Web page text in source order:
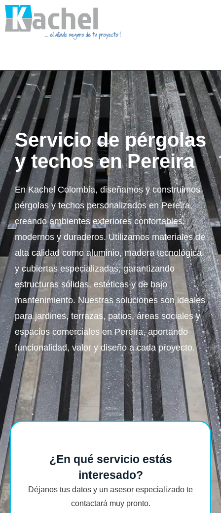
Servicio de pérgolas
y techos en Pereira
En Kachel Colombia, diseñamos y construimos
pérgolas y techos personalizados en Pereira,
creando ambientes exteriores confortables,
modernos y duraderos. Utilizamos materiales de
alta calidad como aluminio, madera tecnológica
y cubiertas especializadas, garantizando
estructuras sólidas, estéticas y de bajo
mantenimiento. Nuestras soluciones son ideales
para jardines, terrazas, patios, áreas sociales y
espacios comerciales en Pereira, aportando
funcionalidad, valor y diseño a cada proyecto.
¿En qué servicio estás
interesado?
Déjanos tus datos y un asesor especializado te
contactará muy pronto.